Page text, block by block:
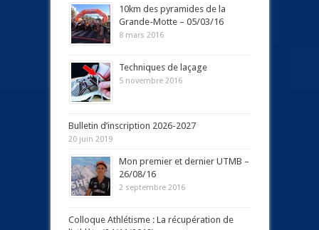
Tags
10km des pyramides de la
Grande-Motte – 05/03/16
8 mars 2016
Techniques de laçage
5 novembre 2016
Bulletin d’inscription 2026-2027
20 juin 2019
Mon premier et dernier UTMB –
26/08/16
2 septembre 2016
Colloque Athlétisme : La récupération de